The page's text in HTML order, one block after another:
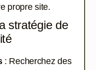
propre site.
stratégie de
: Recherchez des